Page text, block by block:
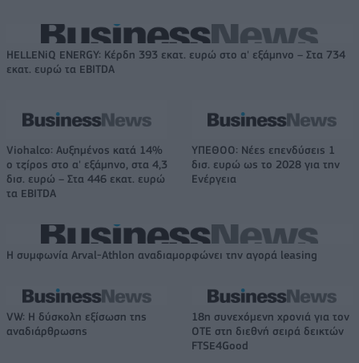
HELLENiQ ENERGY: Κέρδη 393 εκατ. ευρώ στο α' εξάμηνο – Στα 734
εκατ. ευρώ τα EBITDA
Viohalco: Αυξημένος κατά 14%
ο τζίρος στο α' εξάμηνο, στα 4,3
δισ. ευρώ – Στα 446 εκατ. ευρώ
τα EBITDA
ΥΠΕΘΟΟ: Νέες επενδύσεις 1
δισ. ευρώ ως το 2028 για την
Ενέργεια
Η συμφωνία Arval-Athlon αναδιαμορφώνει την αγορά leasing
VW: Η δύσκολη εξίσωση της
αναδιάρθρωσης
18η συνεχόμενη χρονιά για τον
ΟΤΕ στη διεθνή σειρά δεικτών
FTSE4Good